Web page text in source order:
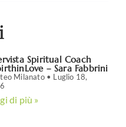
Spiritual Coach
– Sara Fabbrini
Milanato
Luglio 18,
di più »